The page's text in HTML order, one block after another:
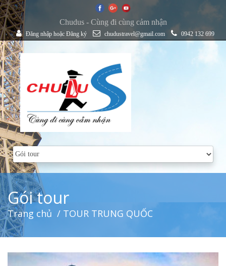
Chudus - Cùng đi cùng cảm nhận
Đăng nhập hoặc Đăng ký chudustravel@gmail.com 0942 132 699
Gói tour
Trang chủ / TOUR TRUNG QUỐC